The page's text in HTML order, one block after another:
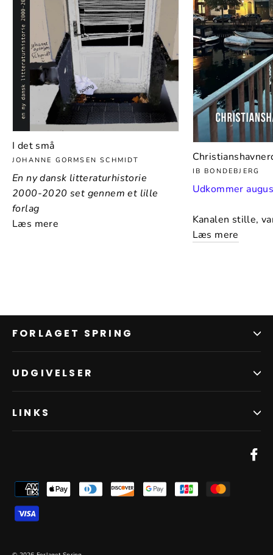
I det små
JOHANNE GORMSEN SCHMIDT
En ny dansk litteraturhistorie
2000-2020 set gennem et lille
forlag
Læs mere
IB BONDEBJERG
Udkommer
Kanalen stille,
Læs mere
FORLAGET SPRING
UDGIVELSER
LINKS